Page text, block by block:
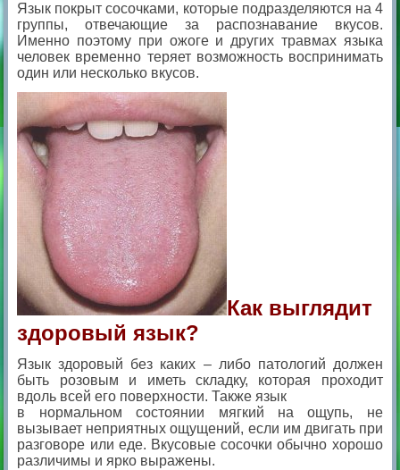
Язык покрыт сосочками, которые подразделяются на 4
группы, отвечающие за распознавание вкусов.
Именно поэтому при ожоге и других травмах языка
человек временно теряет возможность воспринимать
один или несколько вкусов.
Как выглядит
здоровый язык?
Язык здоровый без каких – либо патологий должен
быть розовым и иметь складку, которая проходит
вдоль всей его поверхности. Также язык
в нормальном состоянии мягкий на ощупь, не
вызывает неприятных ощущений, если им двигать при
разговоре или еде. Вкусовые сосочки обычно хорошо
различимы и ярко выражены.